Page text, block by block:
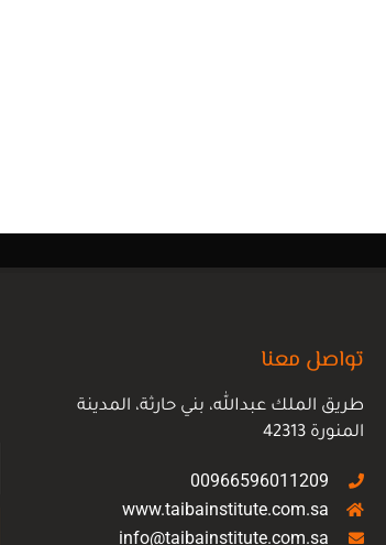
تواصل معنا
طريق الملك عبدالله، بني حارثة، المدينة
المنورة 42313
00966596011209
www.taibainstitute.com.sa
info@taibainstitute.com.sa